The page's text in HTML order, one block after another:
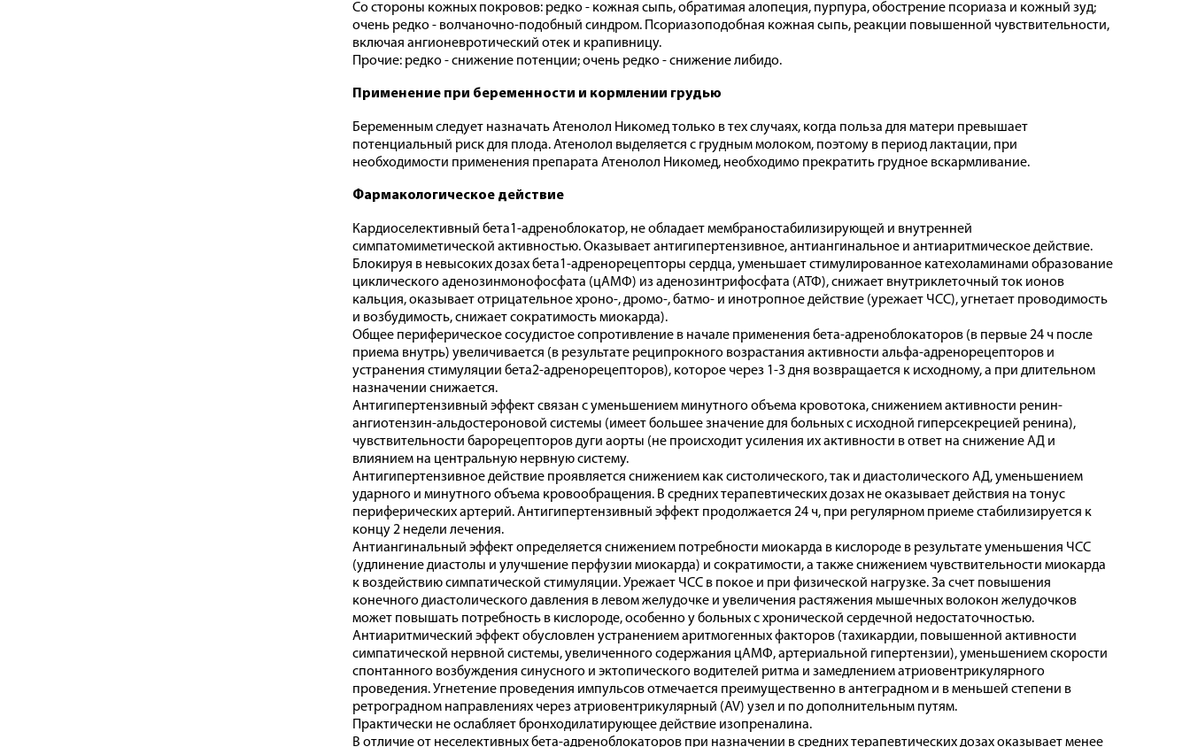
Со стороны кожных покровов: редко - кожная сыпь, обратимая алопеция, пурпура, обострение псориаза и кожный зуд;
очень редко - волчаночно-подобный синдром. Псориазоподобная кожная сыпь, реакции повышенной чувствительности,
включая ангионевротический отек и крапивницу.
Прочие: редко - снижение потенции; очень редко - снижение либидо.
Применение при беременности и кормлении грудью
Беременным следует назначать Атенолол Никомед только в тех случаях, когда польза для матери превышает
потенциальный риск для плода. Атенолол выделяется с грудным молоком, поэтому в период лактации, при
необходимости применения препарата Атенолол Никомед, необходимо прекратить грудное вскармливание.
Фармакологическое действие
Кардиоселективный бета1-адреноблокатор, не обладает мембраностабилизирующей и внутренней
симпатомиметической активностью. Оказывает антигипертензивное, антиангинальное и антиаритмическое действие.
Блокируя в невысоких дозах бета1-адренорецепторы сердца, уменьшает стимулированное катехоламинами образование
циклического аденозинмонофосфата (цАМФ) из аденозинтрифосфата (АТФ), снижает внутриклеточный ток ионов
кальция, оказывает отрицательное хроно-, дромо-, батмо- и инотропное действие (урежает ЧСС), угнетает проводимость
и возбудимость, снижает сократимость миокарда).
Общее периферическое сосудистое сопротивление в начале применения бета-адреноблокаторов (в первые 24 ч после
приема внутрь) увеличивается (в результате реципрокного возрастания активности альфа-адренорецепторов и
устранения стимуляции бета2-адренорецепторов), которое через 1-3 дня возвращается к исходному, а при длительном
назначении снижается.
Антигипертензивный эффект связан с уменьшением минутного объема кровотока, снижением активности ренин-
ангиотензин-альдостероновой системы (имеет большее значение для больных с исходной гиперсекрецией ренина),
чувствительности барорецепторов дуги аорты (не происходит усиления их активности в ответ на снижение АД и
влиянием на центральную нервную систему.
Антигипертензивное действие проявляется снижением как систолического, так и диастолического АД, уменьшением
ударного и минутного объема кровообращения. В средних терапевтических дозах не оказывает действия на тонус
периферических артерий. Антигипертензивный эффект продолжается 24 ч, при регулярном приеме стабилизируется к
концу 2 недели лечения.
Антиангинальный эффект определяется снижением потребности миокарда в кислороде в результате уменьшения ЧСС
(удлинение диастолы и улучшение перфузии миокарда) и сократимости, а также снижением чувствительности миокарда
к воздействию симпатической стимуляции. Урежает ЧСС в покое и при физической нагрузке. За счет повышения
конечного диастолического давления в левом желудочке и увеличения растяжения мышечных волокон желудочков
может повышать потребность в кислороде, особенно у больных с хронической сердечной недостаточностью.
Антиаритмический эффект обусловлен устранением аритмогенных факторов (тахикардии, повышенной активности
симпатической нервной системы, увеличенного содержания цАМФ, артериальной гипертензии), уменьшением скорости
спонтанного возбуждения синусного и эктопического водителей ритма и замедлением атриовентрикулярного
проведения. Угнетение проведения импульсов отмечается преимущественно в антеградном и в меньшей степени в
ретроградном направлениях через атриовентрикулярный (AV) узел и по дополнительным путям.
Практически не ослабляет бронходилатирующее действие изопреналина.
В отличие от неселективных бета-адреноблокаторов при назначении в средних терапевтических дозах оказывает менее